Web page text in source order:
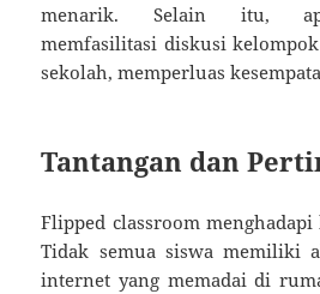
menarik. Selain itu,
memfasilitasi diskusi
sekolah, memperluas
Tantangan dan
Flipped classroom menghadapi
Tidak semua siswa memiliki
internet yang memadai di